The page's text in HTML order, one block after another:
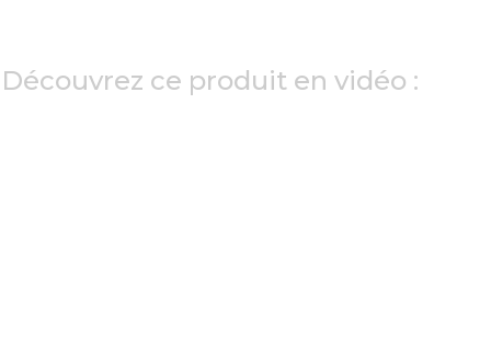
Découvrez ce produit en vidéo :